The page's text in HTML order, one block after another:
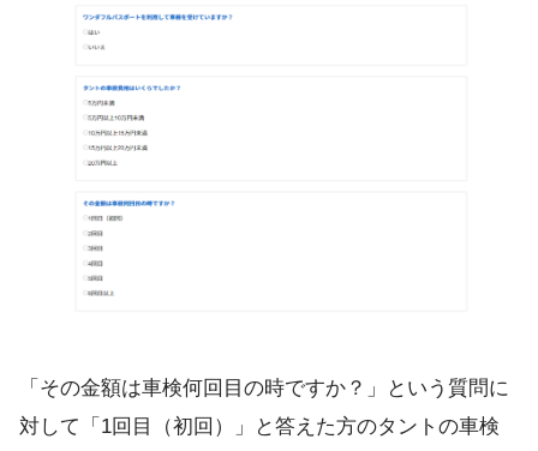
「その金額は車検何回目の時ですか？」という質問に
対して「1回目（初回）」と答えた方のタントの車検